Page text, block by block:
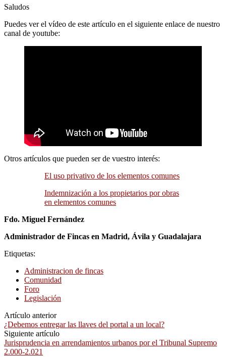
Saludos
Puedes ver el vídeo de este artículo en el siguiente enlace de nuestro
canal de youtube:
Otros artículos que pueden ser de vuestro interés:
El uso privativo de los elementos comunes
Indemnización a los propietarios por obras
en elementos comunes
Fdo. Miguel Fernández
Administrador de Fincas en Madrid, Ávila y Guadalajara
Etiquetas:
Administracion de fincas
Comunidad
Foro
Legislación
Artículo anterior
¿Debemos entregar las llaves del portal a un local?
Siguiente artículo
Jurisprudencia en arrendamientos urbanos por el Tribunal Supremo
2.000-2.021